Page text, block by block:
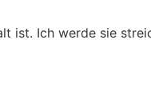
ist. Ich werde sie